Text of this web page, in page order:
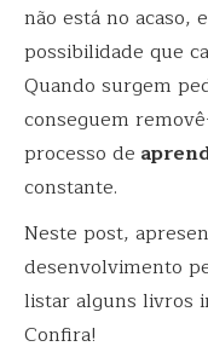
não está no acaso,
possibilidade que
Quando surgem
conseguem
processo de
constante.
Neste post,
desenvolvimento
listar alguns livros
Confira!